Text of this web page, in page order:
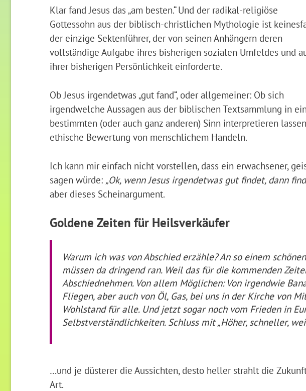
Klar fand Jesus das „am besten.“ Und der radikal-religiöse
Gottessohn aus der biblisch-christlichen Mythologie ist
der einzige Sektenführer, der von seinen Anhängern deren
vollständige Aufgabe ihres bisherigen sozialen Umfeldes und
ihrer bisherigen Persönlichkeit einforderte.
Ob Jesus irgendetwas „gut fand“, oder allgemeiner: Ob sich
irgendwelche Aussagen aus der biblischen Textsammlung in
bestimmten (oder auch ganz anderen) Sinn interpretieren
ethische Bewertung von menschlichem Handeln.
Ich kann mir einfach nicht vorstellen, dass ein erwachsener,
sagen würde: „Ok, wenn Jesus irgendetwas gut findet, dann
aber dieses Scheinargument.
Goldene Zeiten für Heilsverkäufer
Warum ich was von Abschied erzähle? An so einem
müssen da dringend ran. Weil das für die kommenden
Abschiednehmen. Von allem Möglichen: Von irgendwie
Fliegen, aber auch von Öl, Gas, bei uns in der Kirche von
Wohlstand für alle. Und jetzt sogar noch vom Frieden in
Selbstverständlichkeiten. Schluss mit „Höher, schneller,
…und je düsterer die Aussichten, desto heller strahlt die
Art.